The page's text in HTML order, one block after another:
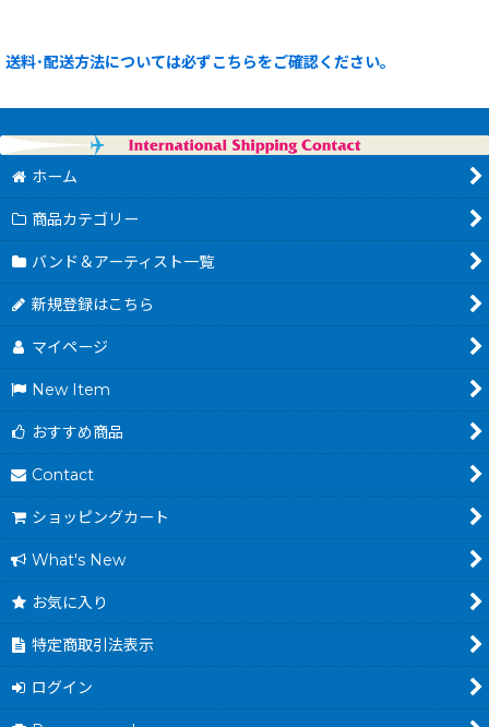
送料･配送方法については必ずこちらをご確認ください。
ホーム
商品カテゴリー
バンド＆アーティスト一覧
新規登録はこちら
マイページ
New Item
おすすめ商品
Contact
ショッピングカート
What's New
お気に入り
特定商取引法表示
ログイン